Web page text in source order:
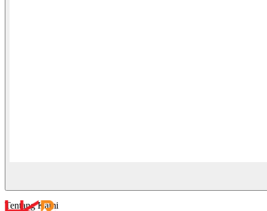
Tentang Kami